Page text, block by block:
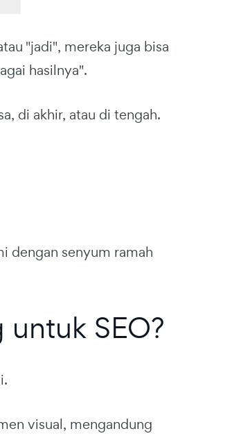
"jadi", mereka juga bisa
hasilnya".
di akhir, atau di tengah.
dengan senyum ramah
SEO?
visual, mengandung